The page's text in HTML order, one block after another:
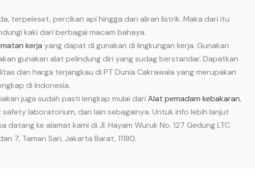
terpeleset, percikan api hingga dari aliran listrik. Maka dari itu
kaki dari berbagai macam bahaya.
kerja yang dapat di gunakan di lingkungan kerja. Gunakan
gunakan alat pelindung diri yang sudag berstandar. Dapatkan
dan harga terjangkau di PT Dunia Cakrawala yang merupakan
di Indonesia.
juga sudah pasti lengkap mulai dari Alat pemadam kebakaran,
laboratorium, dan lain sebagainya. Untuk info lebih lanjut
ke alamat kami di Jl. Hayam Wuruk No. 127 Gedung LTC
7, Taman Sari, Jakarta Barat, 11180.